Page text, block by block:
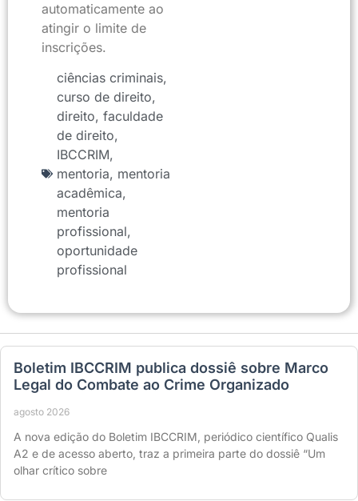
automaticamente ao
atingir o limite de
inscrições.
ciências criminais,
curso de direito,
direito, faculdade
de direito,
IBCCRIM,
mentoria, mentoria
acadêmica,
mentoria
profissional,
oportunidade
profissional
Boletim IBCCRIM publica dossiê sobre Marco
Legal do Combate ao Crime Organizado
agosto 2026
A nova edição do Boletim IBCCRIM, periódico científico Qualis
A2 e de acesso aberto, traz a primeira parte do dossiê “Um
olhar crítico sobre